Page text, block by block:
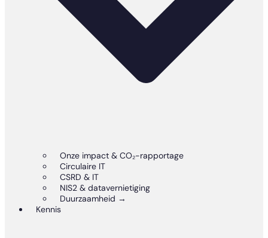
Onze impact & CO₂-rapportage
Circulaire IT
CSRD & IT
NIS2 & datavernietiging
Duurzaamheid →
Kennis